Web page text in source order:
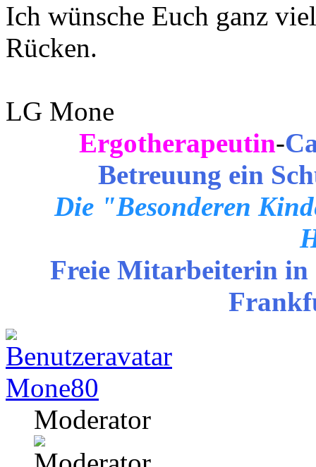
Ich wünsche Euch ganz
Rücken.
LG Mone
Ergotherapeutin-
Betreuung ein
Die "Besonderen
Freie Mitarbeiterin in
Mone80
Moderator